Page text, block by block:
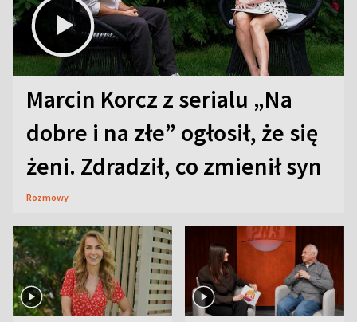
Marcin Korcz z serialu „Na
dobre i na złe” ogłosił, że się
żeni. Zdradził, co zmienił syn
Rozmowy